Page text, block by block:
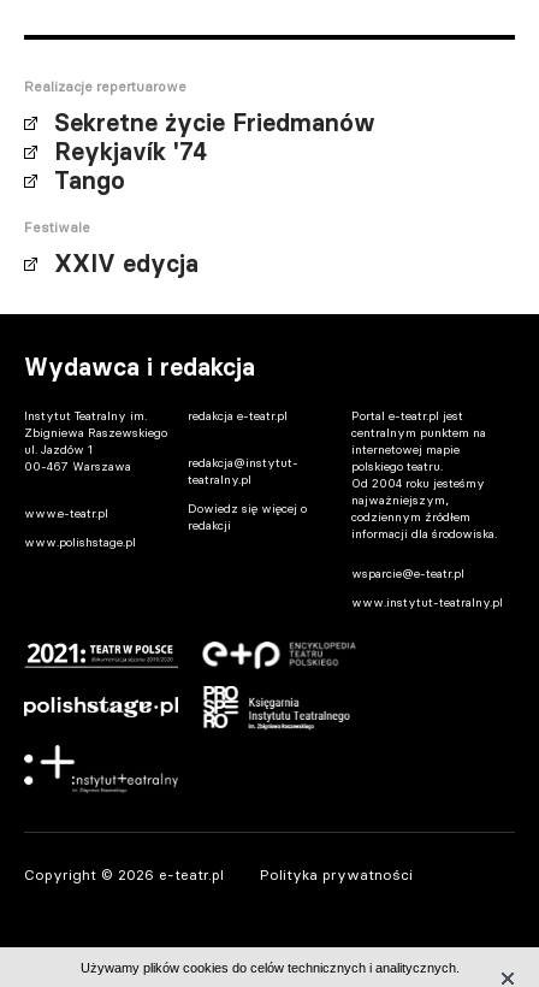
Realizacje repertuarowe
Sekretne życie Friedmanów
Reykjavík '74
Tango
Festiwale
XXIV edycja
Wydawca i redakcja
Instytut Teatralny im.
Zbigniewa Raszewskiego
ul. Jazdów 1
00-467 Warszawa
www.e-teatr.pl
www.polishstage.pl
redakcja e-teatr.pl
redakcja@instytut-
teatralny.pl
Dowiedz się więcej o
redakcji
Portal e-teatr.pl jest
centralnym punktem na
internetowej mapie
polskiego teatru.
Od 2004 roku jesteśmy
najważniejszym,
codziennym źródłem
informacji dla środowiska.
wsparcie@e-teatr.pl
www.instytut-teatralny.pl
Copyright © 2026 e-teatr.pl Polityka prywatności
Używamy plików cookies do celów technicznych i analitycznych.